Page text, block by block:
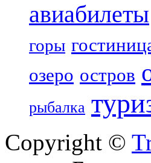
авиабилеты
горы
озеро остров
рыбалка
Copyright ©